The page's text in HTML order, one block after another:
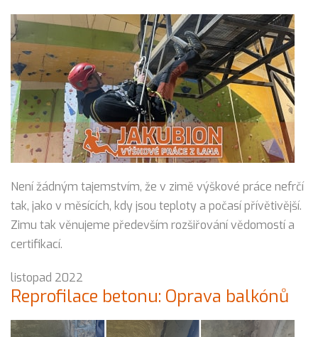
Není žádným tajemstvím, že v zimě výškové práce nefrčí
tak, jako v měsících, kdy jsou teploty a počasí přívětivější.
Zimu tak věnujeme především rozšiřování vědomostí a
certifikací.
listopad 2022
Reprofilace betonu: Oprava balkónů